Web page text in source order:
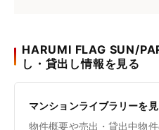
HARUMI FLAG SUN/
し・貸出し情報を見る
マンションライブラリーを
物件概要や売出・貸出中物